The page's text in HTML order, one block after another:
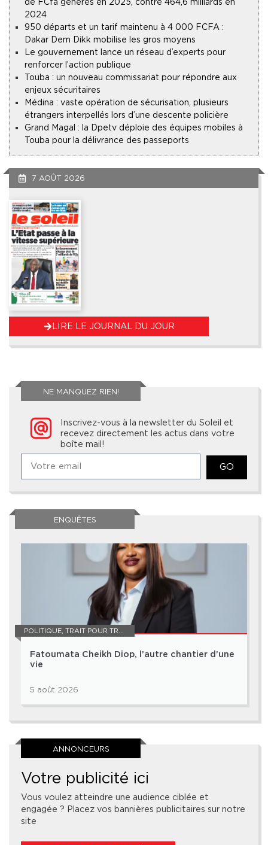
2024
950 départs et un tarif maintenu à 4 000 FCFA :
Dakar Dem Dikk mobilise les gros moyens
Le gouvernement lance un réseau d’experts pour
renforcer l’action publique
Touba : un nouveau commissariat pour répondre aux
enjeux sécuritaires
Médina : vaste opération de sécurisation, plusieurs
étrangers interpellés lors d’une descente policière
Grand Magal : la Dpetv déploie des équipes mobiles à
Touba pour la délivrance des passeports
7 AOÛT 2026
LIRE LE JOURNAL DU JOUR
NE MANQUEZ RIEN!
Inscrivez-vous à la newsletter du Soleil et
recevez directement les actus dans votre
boîte mail!
GO
ENQUÊTES
POLITIQUE, TRAIT POUR TRAIT
Fatoumata Cheikh Diop, l’autre chantier d’une
vie
5 août 2026
ANNONCEURS
Votre publicité ici
Vous voulez atteindre une audience ciblée et
engagée ? Placez vos bannières publicitaires sur notre
site